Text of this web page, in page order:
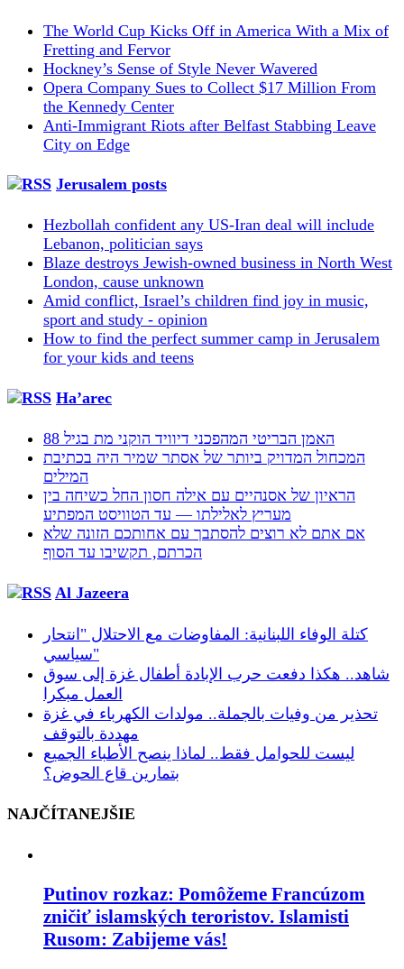
The World Cup Kicks Off in America With a Mix of
Fretting and Fervor
Hockney’s Sense of Style Never Wavered
Opera Company Sues to Collect $17 Million From
the Kennedy Center
Anti-Immigrant Riots after Belfast Stabbing Leave
City on Edge
Jerusalem posts
Hezbollah confident any US-Iran deal will include
Lebanon, politician says
Blaze destroys Jewish-owned business in North West
London, cause unknown
Amid conflict, Israel’s children find joy in music,
sport and study - opinion
How to find the perfect summer camp in Jerusalem
for your kids and teens
Ha’arec
האמן הבריטי המהפכני דיוויד הוקני מת בגיל 88
המכחול המדויק ביותר של אסתר שמיר היה בכתיבת
המילים
הראיון של אסנהיים עם אילה חסון החל כשיחה בין
מעריץ לאלילתו — עד הטוויסט המפתיע
אם אתם לא רוצים להסתבך עם אחותכם הזונה שלא
הכרתם, תקשיבו עד הסוף
Al Jazeera
كتلة الوفاء اللبنانية: المفاوضات مع الاحتلال "انتحار
سياسي"
شاهد.. هكذا دفعت حرب الإبادة أطفال غزة إلى سوق
العمل مبكرا
تحذير من وفيات بالجملة.. مولدات الكهرباء في غزة
مهددة بالتوقف
ليست للحوامل فقط.. لماذا ينصح الأطباء الجميع
بتمارين قاع الحوض؟
NAJČÍTANEJŠIE
Putinov rozkaz: Pomôžeme Francúzom
zničiť islamských teroristov. Islamisti
Rusom: Zabijeme vás!